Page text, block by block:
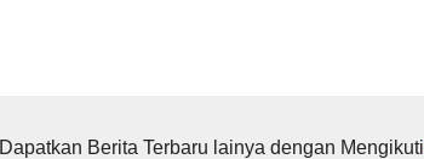
Dapatkan Berita Terbaru lainya dengan Mengikuti